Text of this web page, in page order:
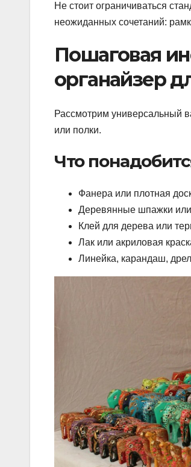
Не стоит ограничиваться
неожиданных сочетаний:
Пошаговая
органайзер
Рассмотрим универсальный
или полки.
Что
Фанера или плотная
Деревянные шпажки или
Клей для дерева или
Лак или акриловая
Линейка, карандаш,